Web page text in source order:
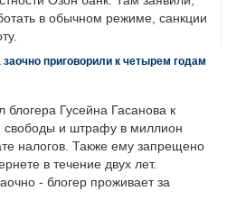
в обычном режиме, санкции
приговорили к четырем годам
блогера Гусейна Гасанова к
и штрафу в миллион
налогов. Также ему запрещено
в течение двух лет.
- блогер проживает за